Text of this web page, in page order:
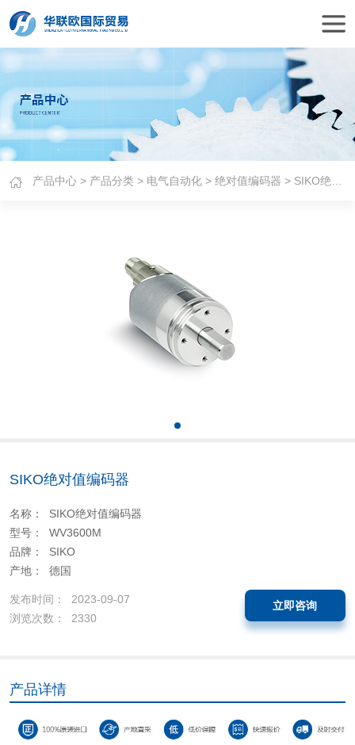
产品中心 > 产品分类 > 电气自动化 >绝对值编码器 > SIKO绝对值编码器
SIKO绝对值编码器
名称： SIKO绝对值编码器
型号： WV3600M
品牌： SIKO
产地： 德国
发布时间： 2023-09-07
浏览次数： 2330
立即咨询
产品详情